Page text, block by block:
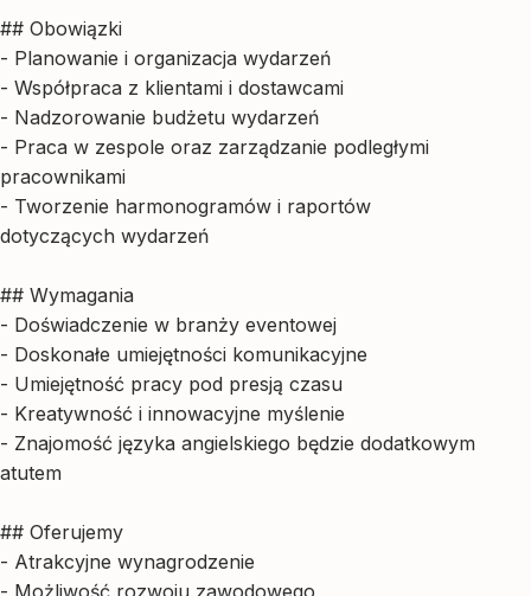
## Obowiązki
- Planowanie i organizacja wydarzeń
- Współpraca z klientami i dostawcami
- Nadzorowanie budżetu wydarzeń
- Praca w zespole oraz zarządzanie podległymi
pracownikami
- Tworzenie harmonogramów i raportów
dotyczących wydarzeń
## Wymagania
- Doświadczenie w branży eventowej
- Doskonałe umiejętności komunikacyjne
- Umiejętność pracy pod presją czasu
- Kreatywność i innowacyjne myślenie
- Znajomość języka angielskiego będzie dodatkowym
atutem
## Oferujemy
- Atrakcyjne wynagrodzenie
- Możliwość rozwoju zawodowego